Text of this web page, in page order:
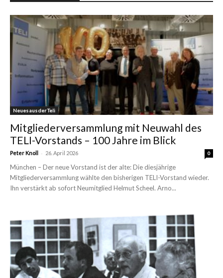
Neues aus der Teli
Mitgliederversammlung mit Neuwahl des
TELI-Vorstands – 100 Jahre im Blick
Peter Knoll - 26. April 2026 0
München – Der neue Vorstand ist der alte: Die diesjährige
Mitgliederversammlung wählte den bisherigen TELI-Vorstand wieder.
Ihn verstärkt ab sofort Neumitglied Helmut Scheel. Arno...